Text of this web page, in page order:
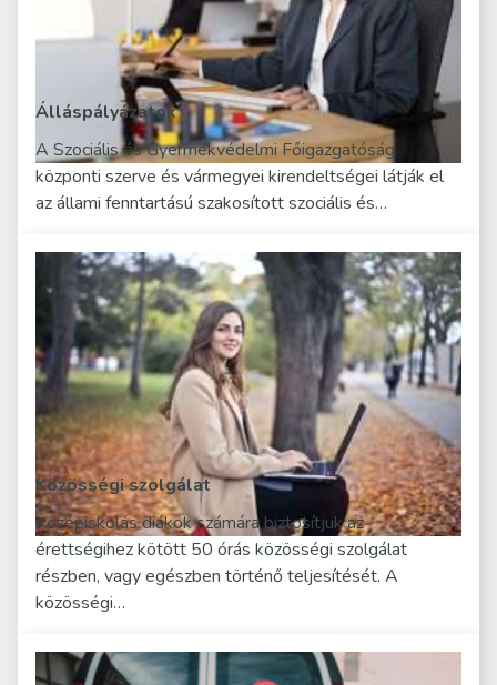
Álláspályázatok
A Szociális és Gyermekvédelmi Főigazgatóság
központi szerve és vármegyei kirendeltségei látják el
az állami fenntartású szakosított szociális és…
Közösségi szolgálat
Középiskolás diákok számára biztosítjuk az
érettségihez kötött 50 órás közösségi szolgálat
részben, vagy egészben történő teljesítését. A
közösségi…